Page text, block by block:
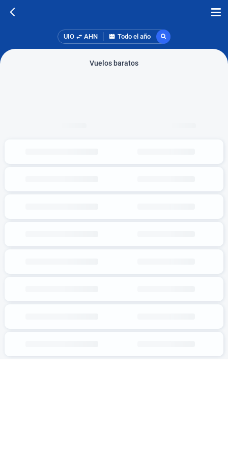
UIO AHN Todo el año
Vuelos baratos